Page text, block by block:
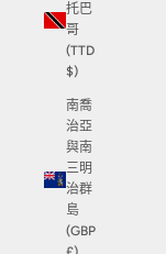
托巴
哥
(TTD
$)
南喬
治亞
與南
三明
治群
島
(GBP